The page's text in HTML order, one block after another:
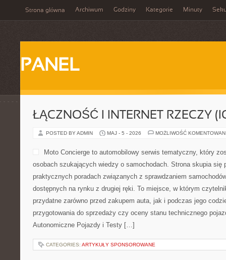
Strona główna Archiwum Godziny Kategorie Minuty
PANEL
ŁĄCZNOŚĆ I INTERNET RZECZY
POSTED BY ADMIN MAJ - 5 - 2026 MOŻLIWOŚĆ
Moto Concierge to automobilowy serwis tematyczny, który
osobach szukających wiedzy o samochodach. Strona skupia się
praktycznych poradach związanych z sprawdzaniem
dostępnych na rynku z drugiej ręki. To miejsce, w którym
przydatne zarówno przed zakupem auta, jak i podczas jego
przygotowania do sprzedaży czy oceny stanu technicznego
Autonomiczne Pojazdy i Testy […]
CATEGORIES: ARTYKUŁY SPONSOROWANE